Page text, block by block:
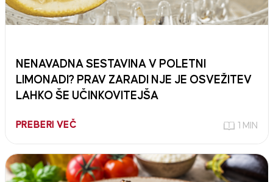
NENAVADNA SESTAVINA V POLETNI
LIMONADI? PRAV ZARADI NJE JE OSVEŽITEV
LAHKO ŠE UČINKOVITEJŠA
PREBERI VEČ 1 MIN